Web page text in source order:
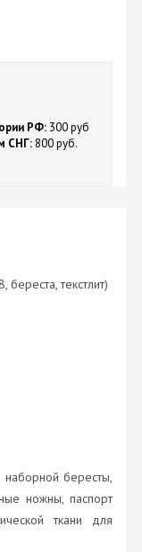
РФ: 300 руб
СНГ: 800 руб.
текстлит)
наборной бересты,
ножны, паспорт
ткани для